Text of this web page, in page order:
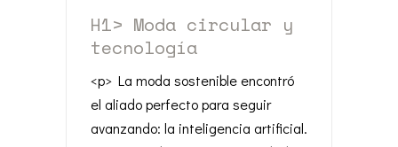
H1> Moda circular y
tecnología
<p> La moda sostenible encontró
el aliado perfecto para seguir
avanzando: la inteligencia artificial.